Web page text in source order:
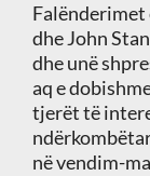
Falënderimet
dhe John
dhe unë
aq e
tjerët të
në vendim-